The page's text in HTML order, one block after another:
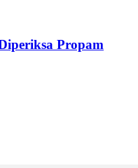
Propam